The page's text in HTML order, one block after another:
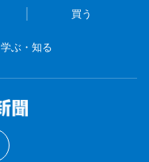
買う
学ぶ・知る